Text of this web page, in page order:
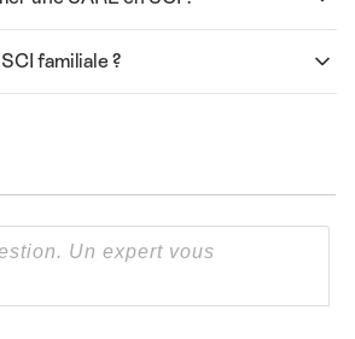
familiale ?